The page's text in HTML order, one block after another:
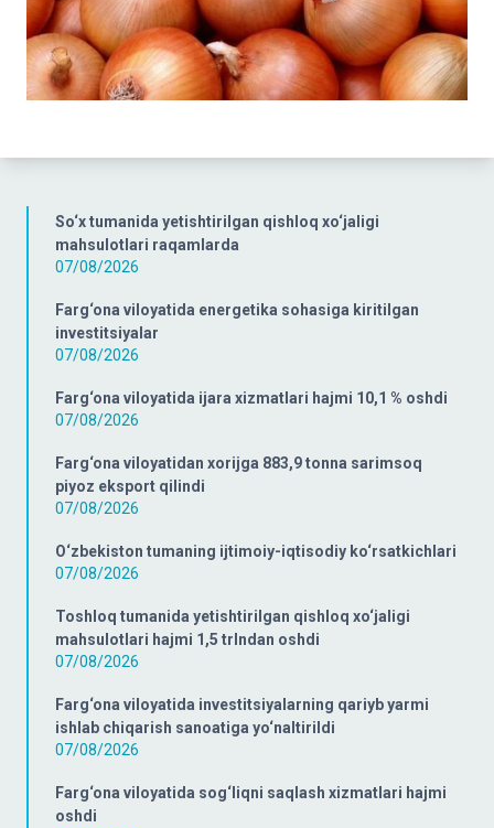
So‘x tumanida yetishtirilgan qishloq xo‘jaligi
mahsulotlari raqamlarda
07/08/2026
Farg‘ona viloyatida energetika sohasiga kiritilgan
investitsiyalar
07/08/2026
Farg‘ona viloyatida ijara xizmatlari hajmi 10,1 % oshdi
07/08/2026
Farg‘ona viloyatidan xorijga 883,9 tonna sarimsoq
piyoz eksport qilindi
07/08/2026
O‘zbekiston tumaning ijtimoiy-iqtisodiy ko‘rsatkichlari
07/08/2026
Toshloq tumanida yetishtirilgan qishloq xo‘jaligi
mahsulotlari hajmi 1,5 trlndan oshdi
07/08/2026
Farg‘ona viloyatida investitsiyalarning qariyb yarmi
ishlab chiqarish sanoatiga yo‘naltirildi
07/08/2026
Farg‘ona viloyatida sog‘liqni saqlash xizmatlari hajmi
oshdi